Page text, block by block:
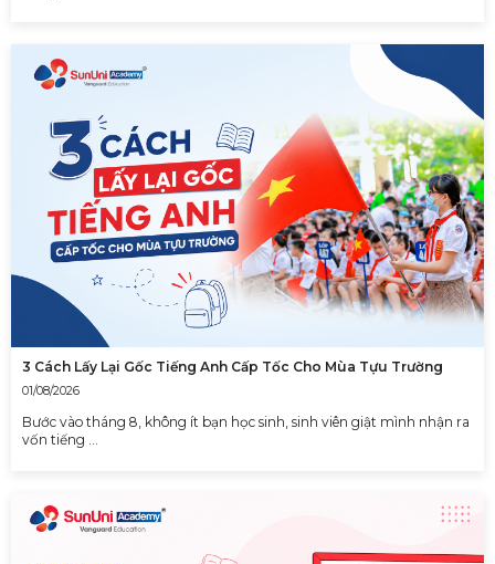
3 Cách Lấy Lại Gốc Tiếng Anh Cấp Tốc Cho Mùa Tựu Trường
01/08/2026
Bước vào tháng 8, không ít bạn học sinh, sinh viên giật mình nhận ra
vốn tiếng …